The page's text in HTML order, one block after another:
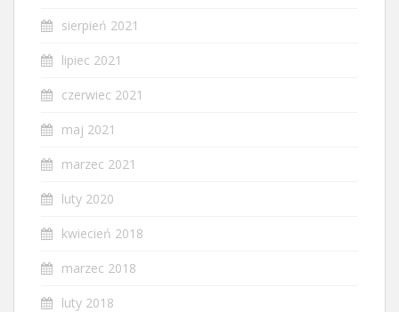
sierpień 2021
lipiec 2021
czerwiec 2021
maj 2021
marzec 2021
luty 2020
kwiecień 2018
marzec 2018
luty 2018